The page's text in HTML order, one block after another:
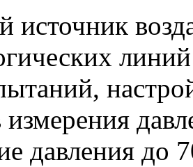
источник
измерения
давления до